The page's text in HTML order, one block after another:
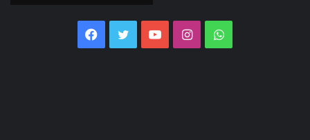
Facebook
TwitterYouTubeInstagramWhatsApp